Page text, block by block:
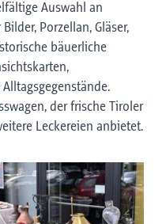
Auswahl an
Porzellan, Gläser,
bäuerliche
der frische Tiroler
Leckereien anbietet.